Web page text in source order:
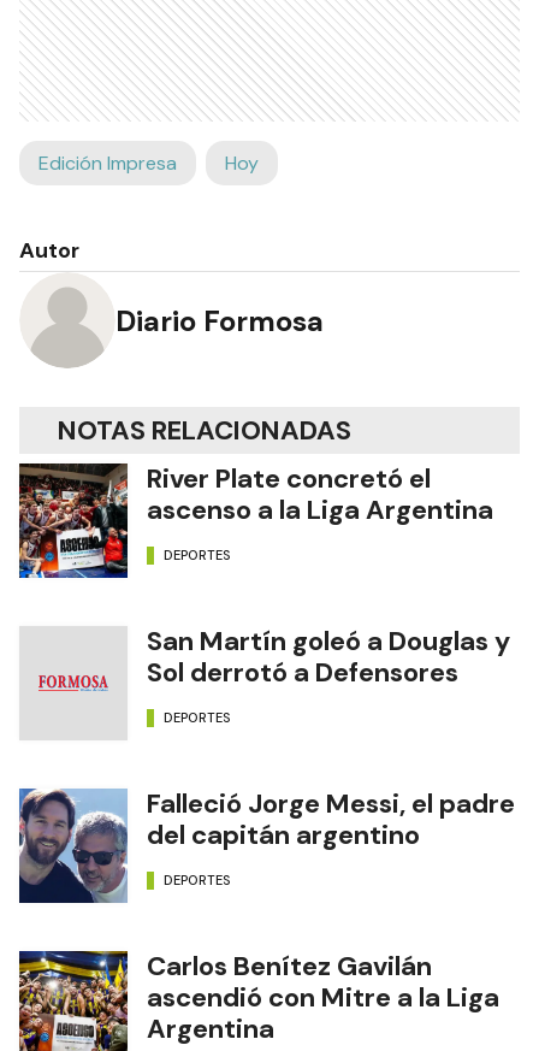
Edición Impresa Hoy
Autor
Diario Formosa
NOTAS RELACIONADAS
River Plate concretó el
ascenso a la Liga Argentina
DEPORTES
San Martín goleó a Douglas y
Sol derrotó a Defensores
DEPORTES
Falleció Jorge Messi, el padre
del capitán argentino
DEPORTES
Carlos Benítez Gavilán
ascendió con Mitre a la Liga
Argentina